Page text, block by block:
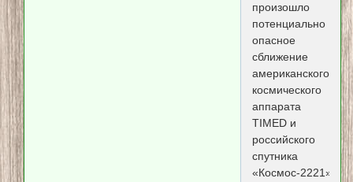
произошло
потенциально
опасное
сближение
американского
космического
аппарата
TIMED и
российского
спутника
«Космос-2221»,